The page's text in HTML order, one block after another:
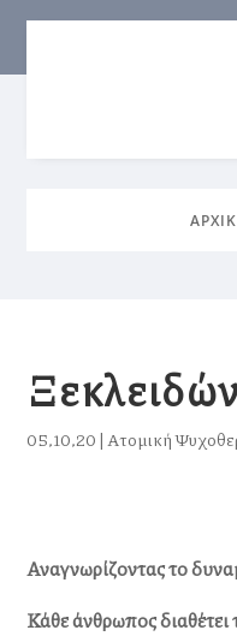
05,10,20 |Ατομική
Αναγνωρίζοντας το
Κάθε άνθρωπος